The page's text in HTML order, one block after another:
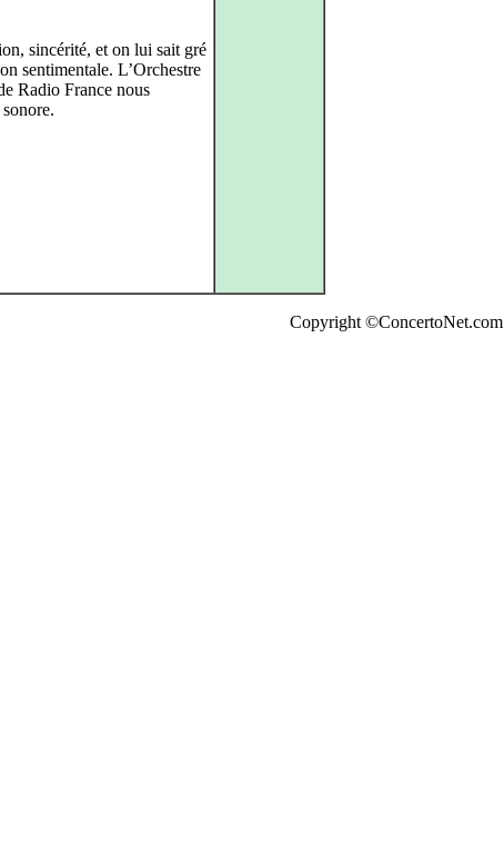
sincérité, et on lui sait gré
sentimentale. L’Orchestre
Radio France nous
Copyright ©ConcertoNet.com